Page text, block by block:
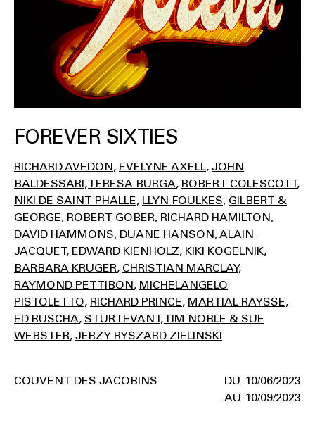
FOREVER SIXTIES
RICHARD AVEDON EVELYNE AXELL JOHN
BALDESSARI TERESA BURGA ROBERT COLESCOTT
NIKI DE SAINT PHALLE LLYN FOULKES GILBERT &
GEORGE ROBERT GOBER RICHARD HAMILTON
DAVID HAMMONS DUANE HANSON ALAIN
JACQUET EDWARD KIENHOLZ KIKI KOGELNIK
BARBARA KRUGER CHRISTIAN MARCLAY
RAYMOND PETTIBON MICHELANGELO
PISTOLETTO RICHARD PRINCE MARTIAL RAYSSE
ED RUSCHA STURTEVANT TIM NOBLE & SUE
WEBSTER JERZY RYSZARD ZIELINSKI
10/06/2023
10/09/2023
COUVENT DES JACOBINS